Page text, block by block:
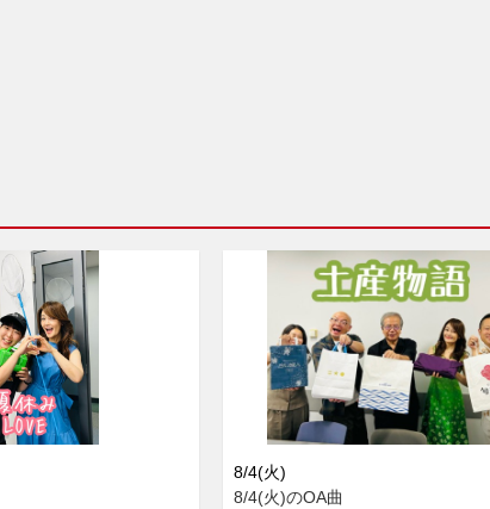
8/4(火)
8/4(火)のOA曲